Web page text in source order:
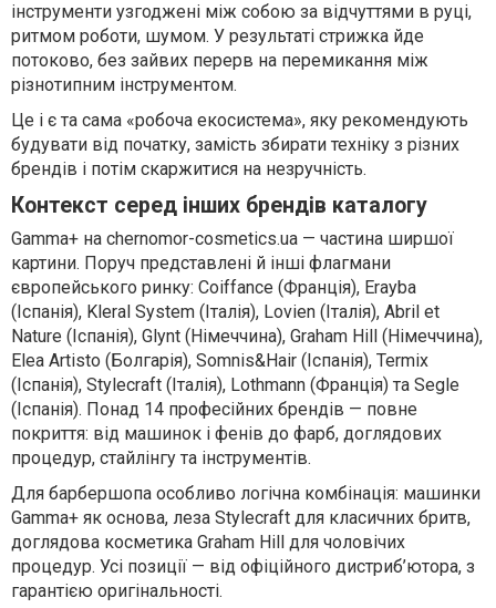
інструменти узгоджені між собою за відчуттями в руці,
ритмом роботи, шумом. У результаті стрижка йде
потоково, без зайвих перерв на перемикання між
різнотипним інструментом.
Це і є та сама «робоча екосистема», яку рекомендують
будувати від початку, замість збирати техніку з різних
брендів і потім скаржитися на незручність.
Контекст серед інших брендів каталогу
Gamma+ на chernomor-cosmetics.ua — частина ширшої
картини. Поруч представлені й інші флагмани
європейського ринку: Coiffance (Франція), Erayba
(Іспанія), Kleral System (Італія), Lovien (Італія), Abril et
Nature (Іспанія), Glynt (Німеччина), Graham Hill (Німеччина),
Elea Artisto (Болгарія), Somnis&Hair (Іспанія), Termix
(Іспанія), Stylecraft (Італія), Lothmann (Франція) та Segle
(Іспанія). Понад 14 професійних брендів — повне
покриття: від машинок і фенів до фарб, доглядових
процедур, стайлінгу та інструментів.
Для барбершопа особливо логічна комбінація: машинки
Gamma+ як основа, леза Stylecraft для класичних бритв,
доглядова косметика Graham Hill для чоловічих
процедур. Усі позиції — від офіційного дистриб’ютора, з
гарантією оригінальності.